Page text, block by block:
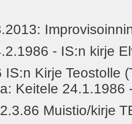
Improvisoinnin
- IS:n kirje
Kirje Teostolle
24.1.1986 -
Muistio/kirje